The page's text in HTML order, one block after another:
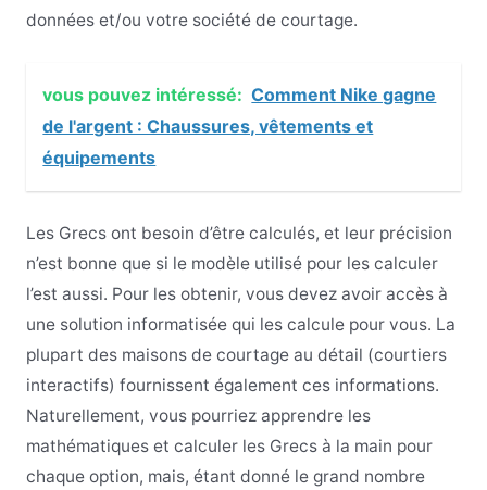
données et/ou votre société de courtage.
vous pouvez intéressé: Comment Nike gagne
de l'argent : Chaussures, vêtements et
équipements
Les Grecs ont besoin d’être calculés, et leur précision
n’est bonne que si le modèle utilisé pour les calculer
l’est aussi. Pour les obtenir, vous devez avoir accès à
une solution informatisée qui les calcule pour vous. La
plupart des maisons de courtage au détail (courtiers
interactifs) fournissent également ces informations.
Naturellement, vous pourriez apprendre les
mathématiques et calculer les Grecs à la main pour
chaque option, mais, étant donné le grand nombre